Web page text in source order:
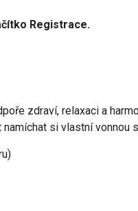
Registrace.
zdraví, relaxaci a
si vlastní vonnou